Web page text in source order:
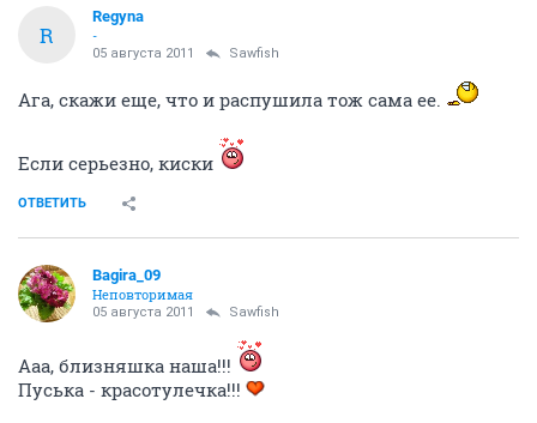
R
Regyna
-
05 августа 2011 Sawfish
Ага, скажи еще, что и распушила тож сама ее.
Если серьезно, киски
ОТВЕТИТЬ
Bagira_09
Неповторимая
05 августа 2011 Sawfish
Ааа, близняшка наша!!!
Пуська - красотулечка!!!